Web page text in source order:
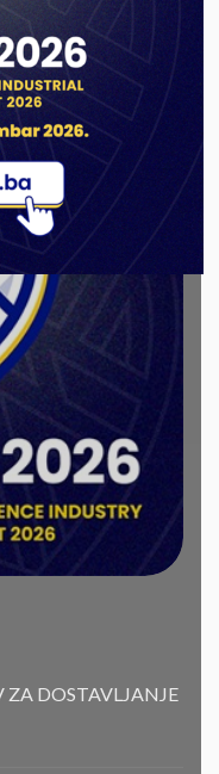
industry
of weapons
DOSTAVLJANJE